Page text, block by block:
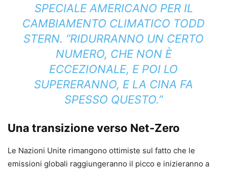
SPECIALE AMERICANO PER IL
CAMBIAMENTO CLIMATICO TODD
STERN. “RIDURRANNO UN CERTO
NUMERO, CHE NON È
ECCEZIONALE, E POI LO
SUPERERANNO, E LA CINA FA
SPESSO QUESTO.”
Una transizione verso Net-Zero
Le Nazioni Unite rimangono ottimiste sul fatto che le
emissioni globali raggiungeranno il picco e inizieranno a